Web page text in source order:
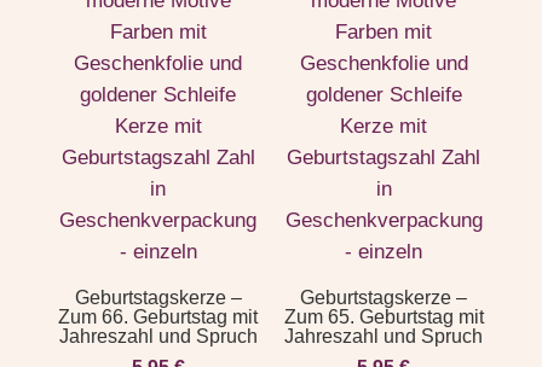
Geburtstagskerze –
Zum 66. Geburtstag mit
Jahreszahl und Spruch
Geburtstagskerze –
Zum 65. Geburtstag mit
Jahreszahl und Spruch